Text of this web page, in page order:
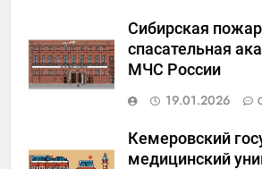
Сибирская
спасательная
МЧС России
19.01.2026
Кемеровский
медицинский